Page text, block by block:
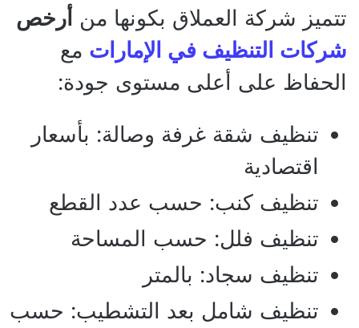
تتميز شركة العملاق بكونها من أرخص
شركات التنظيف في الإمارات مع
الحفاظ على أعلى مستوى جودة:
تنظيف شقة غرفة وصالة: بأسعار
اقتصادية
تنظيف كنب: حسب عدد القطع
تنظيف فلل: حسب المساحة
تنظيف سجاد: بالمتر
تنظيف شامل بعد التشطيب: حسب